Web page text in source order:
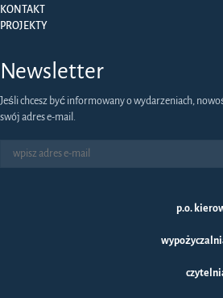
KONTAKT
PROJEKTY
Newsletter
Jeśli chcesz być informowany o wydarzeniach,
swój adres e-mail.
p.o.